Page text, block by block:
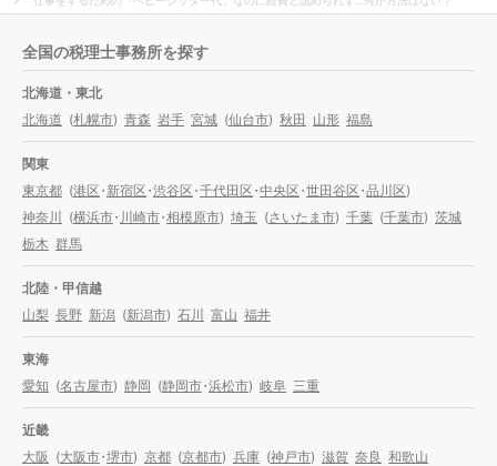
全国の税理士事務所を探す
北海道・東北
北海道 (札幌市) 青森 岩手 宮城 (仙台市) 秋田 山形 福島
関東
東京都 (港区・新宿区・渋谷区・千代田区・中央区・世田谷区・品川区)
神奈川
(横浜市・川崎市・相模原市) 埼玉 (さいたま市) 千葉 (千葉市) 茨城
栃木 群馬
北陸・甲信越
山梨 長野 新潟 (新潟市) 石川 富山 福井
東海
愛知 (名古屋市) 静岡 (静岡市・浜松市) 岐阜 三重
近畿
大阪 (大阪市・堺市) 京都 (京都市) 兵庫 (神戸市) 滋賀 奈良 和歌山